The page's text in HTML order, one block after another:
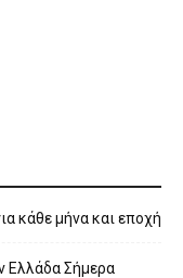
κάθε μήνα και εποχή
Ελλάδα Σήμερα